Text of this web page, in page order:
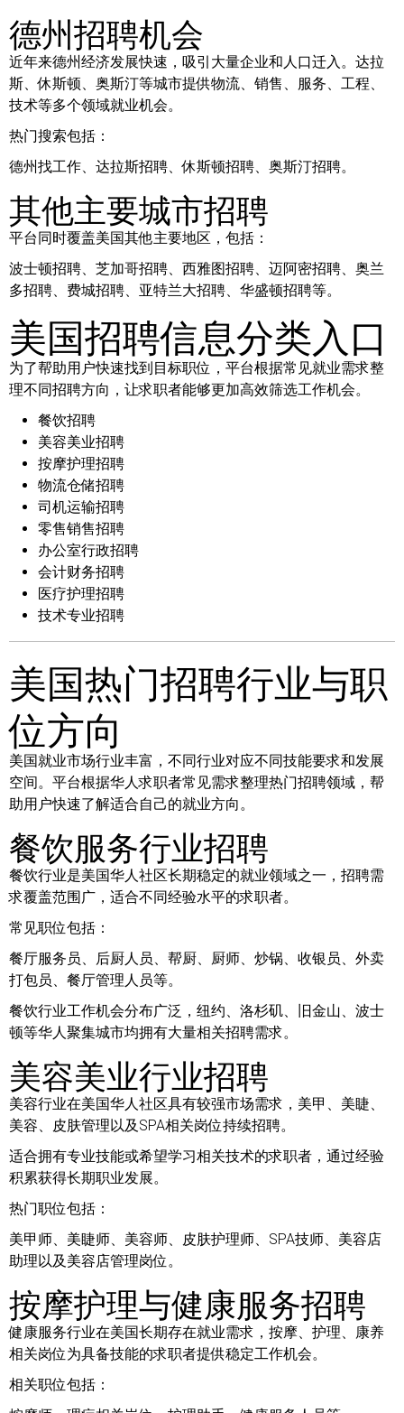
德州招聘机会
近年来德州经济发展快速，吸引大量企业和人口迁入。达拉
斯、休斯顿、奥斯汀等城市提供物流、销售、服务、工程、
技术等多个领域就业机会。
热门搜索包括：
德州找工作、达拉斯招聘、休斯顿招聘、奥斯汀招聘。
其他主要城市招聘
平台同时覆盖美国其他主要地区，包括：
波士顿招聘、芝加哥招聘、西雅图招聘、迈阿密招聘、奥兰
多招聘、费城招聘、亚特兰大招聘、华盛顿招聘等。
美国招聘信息分类入口
为了帮助用户快速找到目标职位，平台根据常见就业需求整
理不同招聘方向，让求职者能够更加高效筛选工作机会。
餐饮招聘
美容美业招聘
按摩护理招聘
物流仓储招聘
司机运输招聘
零售销售招聘
办公室行政招聘
会计财务招聘
医疗护理招聘
技术专业招聘
美国热门招聘行业与职
位方向
美国就业市场行业丰富，不同行业对应不同技能要求和发展
空间。平台根据华人求职者常见需求整理热门招聘领域，帮
助用户快速了解适合自己的就业方向。
餐饮服务行业招聘
餐饮行业是美国华人社区长期稳定的就业领域之一，招聘需
求覆盖范围广，适合不同经验水平的求职者。
常见职位包括：
餐厅服务员、后厨人员、帮厨、厨师、炒锅、收银员、外卖
打包员、餐厅管理人员等。
餐饮行业工作机会分布广泛，纽约、洛杉矶、旧金山、波士
顿等华人聚集城市均拥有大量相关招聘需求。
美容美业行业招聘
美容行业在美国华人社区具有较强市场需求，美甲、美睫、
美容、皮肤管理以及SPA相关岗位持续招聘。
适合拥有专业技能或希望学习相关技术的求职者，通过经验
积累获得长期职业发展。
热门职位包括：
美甲师、美睫师、美容师、皮肤护理师、SPA技师、美容店
助理以及美容店管理岗位。
按摩护理与健康服务招聘
健康服务行业在美国长期存在就业需求，按摩、护理、康养
相关岗位为具备技能的求职者提供稳定工作机会。
相关职位包括：